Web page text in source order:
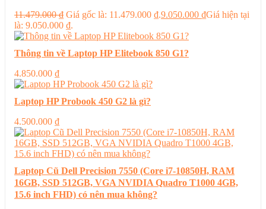
11.479.000₫ Giá gốc là: 11.479.000 ₫.9.050.000 ₫Giá hiện tại
là: 9.050.000 ₫.
Thông tin về Laptop HP Elitebook 850 G1?
4.850.000 ₫
Laptop HP Probook 450 G2 là gì?
4.500.000 ₫
Laptop Cũ Dell Precision 7550 (Core i7-10850H, RAM
16GB, SSD 512GB, VGA NVIDIA Quadro T1000 4GB,
15.6 inch FHD) có nên mua không?